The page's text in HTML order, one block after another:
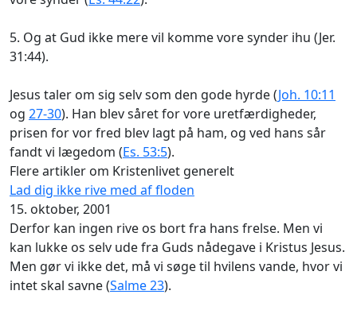
5. Og at Gud ikke mere vil komme vore synder ihu (Jer.
31:44).
Jesus taler om sig selv som den gode hyrde (Joh. 10:11
og 27-30). Han blev såret for vore uretfærdigheder,
prisen for vor fred blev lagt på ham, og ved hans sår
fandt vi lægedom (Es. 53:5).
Flere artikler om Kristenlivet generelt
Lad dig ikke rive med af floden
15. oktober, 2001
Derfor kan ingen rive os bort fra hans frelse. Men vi
kan lukke os selv ude fra Guds nådegave i Kristus Jesus.
Men gør vi ikke det, må vi søge til hvilens vande, hvor vi
intet skal savne (Salme 23).